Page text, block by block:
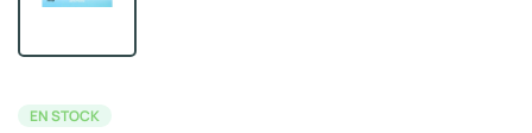
EN STOCK